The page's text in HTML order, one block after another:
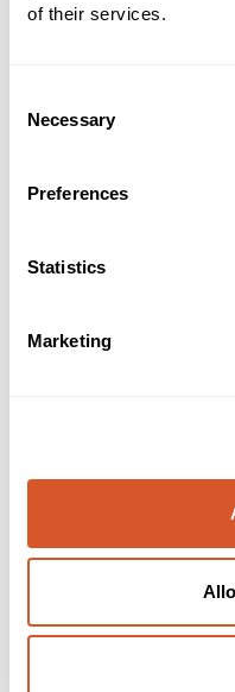
of their services.
Selection
Necessary
Preferences
Statistics
Marketing
- Kan ikke steriliseres i
Alternativer